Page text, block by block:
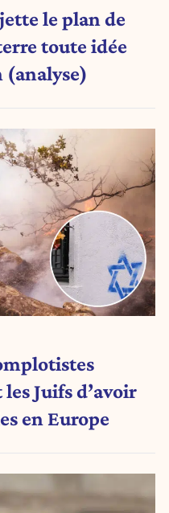
le plan de
toute idée
(analyse)
Juifs d’avoir
en Europe